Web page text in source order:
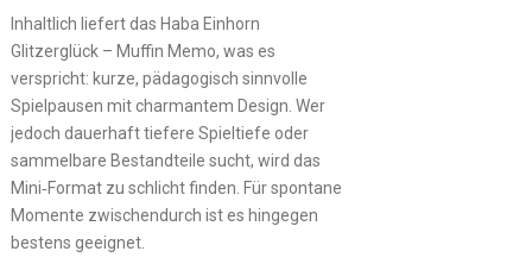
Inhaltlich liefert das Haba Einhorn
Glitzerglück – Muffin Memo, was es
verspricht: kurze, pädagogisch sinnvolle
Spielpausen mit charmantem Design. Wer
jedoch dauerhaft tiefere Spieltiefe oder
sammelbare Bestandteile sucht, wird das
Mini‑Format zu schlicht finden. Für spontane
Momente zwischendurch ist es hingegen
bestens geeignet.